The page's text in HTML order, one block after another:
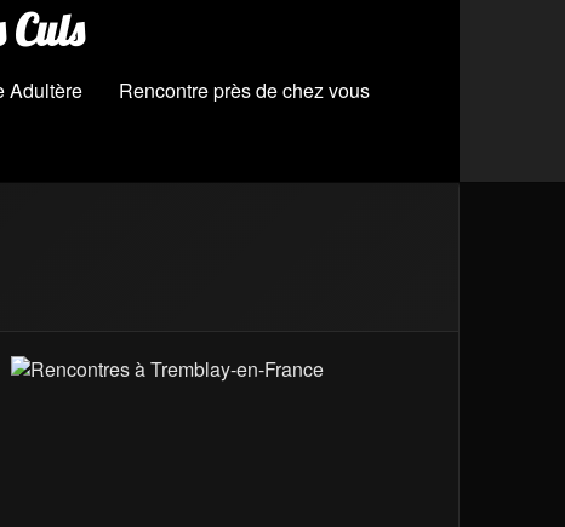
Culs
Adultère Rencontre près de chez vous